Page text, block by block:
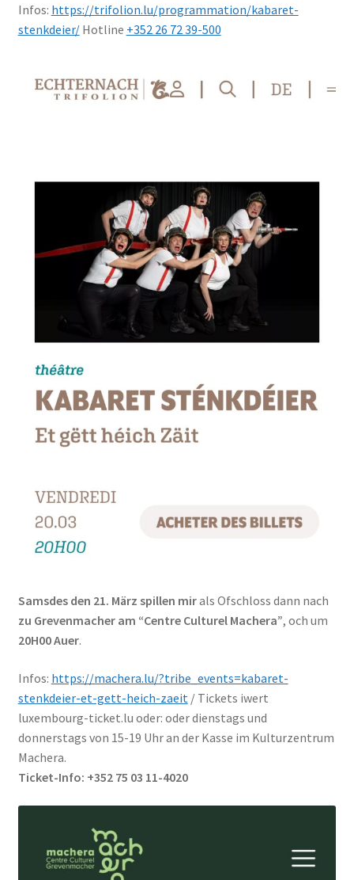
Infos: https://trifolion.lu/programmation/kabaret-
stenkdeier/Hotline +352 26 72 39-500
Samsdes den 21. März spillen mirals Ofschloss dann nach
zu Grevenmacher am “Centre Culturel Machera”, och um
20H00 Auer.
Infos: https://machera.lu/?tribe_events=kabaret-
stenkdeier-et-gett-heich-zaeit / Tickets iwert
luxembourg-ticket.lu oder: oder dienstags und
donnerstags von 15-19 Uhr an der Kasse im Kulturzentrum
Machera.
Ticket-Info: +352 75 03 11-4020